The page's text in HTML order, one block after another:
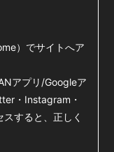
）でサイトへア
アプリ/Googleア
・Instagram・
すると、正しく